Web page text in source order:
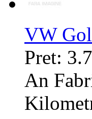
VW
Pret:
An